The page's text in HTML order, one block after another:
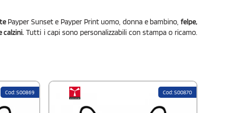
Payper Sunset e Payper Print uomo, donna e bambino,felpe,
calzini. Tutti i capi sono personalizzabili con stampa o ricamo.
Cod: S00869 Cod: S00870